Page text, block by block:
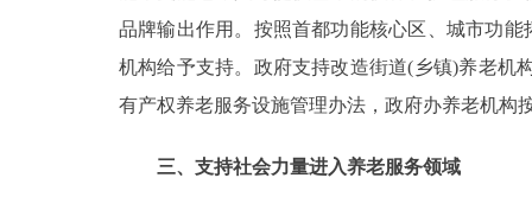
品牌输出作用。按照首都功能核心区、城市功
机构给予支持。政府支持改造街道(乡镇)养老机
有产权养老服务设施管理办法，政府办养老机构
三、支持社会力量进入养老服务领域